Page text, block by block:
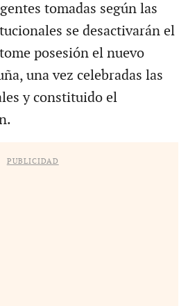
tomadas según las
se desactivarán el
posesión el nuevo
una vez celebradas las
y constituido el
PUBLICIDAD